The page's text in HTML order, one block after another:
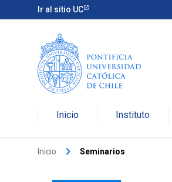
Ir al sitio UC
Inicio Instituto
Inicio keyboard_arrow_right Seminarios